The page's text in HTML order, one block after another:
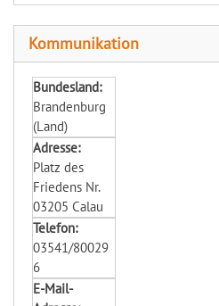
Kommunikation
Bundesland:
Brandenburg
(Land)
Adresse:
Platz des
Friedens Nr.
03205 Calau
Telefon:
03541/80029
6
E-Mail-